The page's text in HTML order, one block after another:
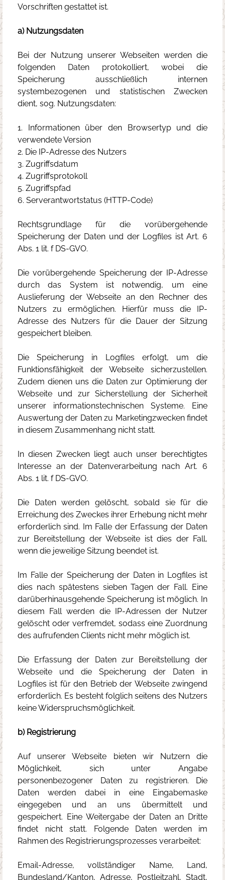
Vorschriften gestattet ist.
a) Nutzungsdaten
Bei der Nutzung unserer Webseiten werden die
folgenden Daten protokolliert, wobei die
Speicherung ausschließlich internen
systembezogenen und statistischen Zwecken
dient, sog. Nutzungsdaten:
1. Informationen über den Browsertyp und die
verwendete Version
2. Die IP-Adresse des Nutzers
3. Zugriffsdatum
4. Zugriffsprotokoll
5. Zugriffspfad
6. Serverantwortstatus (HTTP-Code)
Rechtsgrundlage für die vorübergehende
Speicherung der Daten und der Logfiles ist Art. 6
Abs. 1 lit. f DS-GVO.
Die vorübergehende Speicherung der IP-Adresse
durch das System ist notwendig, um eine
Auslieferung der Webseite an den Rechner des
Nutzers zu ermöglichen. Hierfür muss die IP-
Adresse des Nutzers für die Dauer der Sitzung
gespeichert bleiben.
Die Speicherung in Logfiles erfolgt, um die
Funktionsfähigkeit der Webseite sicherzustellen.
Zudem dienen uns die Daten zur Optimierung der
Webseite und zur Sicherstellung der Sicherheit
unserer informationstechnischen Systeme. Eine
Auswertung der Daten zu Marketingzwecken findet
in diesem Zusammenhang nicht statt.
In diesen Zwecken liegt auch unser berechtigtes
Interesse an der Datenverarbeitung nach Art. 6
Abs. 1 lit. f DS-GVO.
Die Daten werden gelöscht, sobald sie für die
Erreichung des Zweckes ihrer Erhebung nicht mehr
erforderlich sind. Im Falle der Erfassung der Daten
zur Bereitstellung der Webseite ist dies der Fall,
wenn die jeweilige Sitzung beendet ist.
Im Falle der Speicherung der Daten in Logfiles ist
dies nach spätestens sieben Tagen der Fall. Eine
darüberhinausgehende Speicherung ist möglich. In
diesem Fall werden die IP-Adressen der Nutzer
gelöscht oder verfremdet, sodass eine Zuordnung
des aufrufenden Clients nicht mehr möglich ist.
Die Erfassung der Daten zur Bereitstellung der
Webseite und die Speicherung der Daten in
Logfiles ist für den Betrieb der Webseite zwingend
erforderlich. Es besteht folglich seitens des Nutzers
keine Widerspruchsmöglichkeit.
b) Registrierung
Auf unserer Webseite bieten wir Nutzern die
Möglichkeit, sich unter Angabe
personenbezogener Daten zu registrieren. Die
Daten werden dabei in eine Eingabemaske
eingegeben und an uns übermittelt und
gespeichert. Eine Weitergabe der Daten an Dritte
findet nicht statt. Folgende Daten werden im
Rahmen des Registrierungsprozesses verarbeitet:
Email-Adresse, vollständiger Name, Land,
Bundesland/Kanton, Adresse, Postleitzahl, Stadt,